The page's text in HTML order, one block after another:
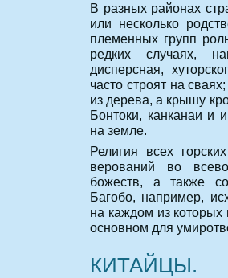
В разных районах
или несколько
племенных групп
редких случаях,
дисперсная,
часто строят на
из дерева, а крышу
Бонтоки, канканаи и
на земле.
Религия всех
верований во
божеств, а также
Багобо, например,
на каждом из
основном для
КИТАЙЦЫ.